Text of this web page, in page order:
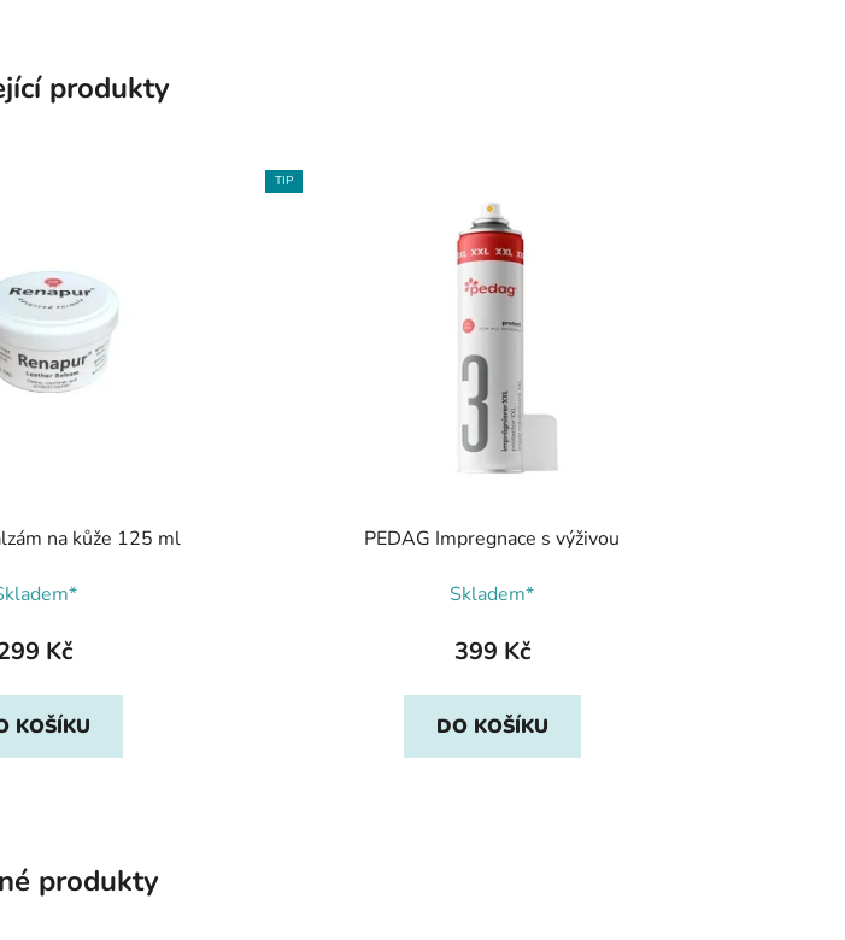
produkty
na kůže 125 ml
Kč
KOŠÍKU
TIP
PEDAG Impregnace s výživou
Skladem*
399 Kč
DO KOŠÍKU
produkty